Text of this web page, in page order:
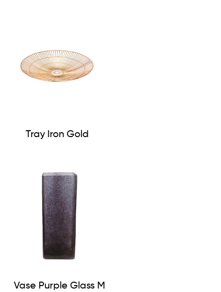
Tray Iron Gold
Vase Purple Glass M